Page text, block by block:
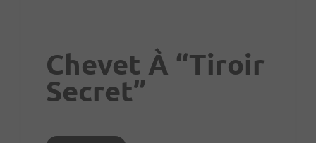
Chevet À “tiroir
Secret”